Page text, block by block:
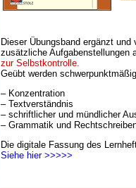
Dieser Übungsband ergänzt
zusätzliche
zur Selbstkontrolle.
Geübt werden
– Konzentration
– Textverständnis
– schriftlicher und mündlicher
– Grammatik und
Die digitale Fassung des
Siehe hier >>>>>